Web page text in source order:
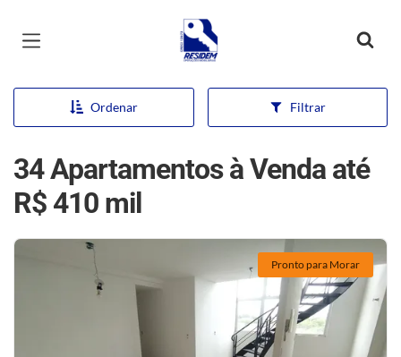
Página inicial
Ordenar Filtrar
34 Apartamentos à Venda até
R$ 410 mil
Pronto para Morar